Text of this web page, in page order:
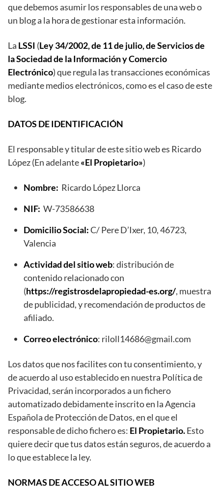
que debemos asumir los responsables de una web o
un blog a la hora de gestionar esta información.
La LSSI (Ley 34/2002, de 11 de julio, de Servicios de
la Sociedad de la Información y Comercio
Electrónico) que regula las transacciones económicas
mediante medios electrónicos, como es el caso de este
blog.
DATOS DE IDENTIFICACIÓN
El responsable y titular de este sitio web es Ricardo
López (En adelante«El Propietario»)
Nombre: Ricardo López Llorca
NIF: W-73586638
Domicilio Social:C/ Pere D’Ixer, 10, 46723,
Valencia
Actividad del sitio web: distribución de
contenido relacionado con
(https://registrosdelapropiedad-es.org/, muestra
de publicidad, y recomendación de productos de
afiliado.
Correo electrónico: riloll14686@gmail.com
Los datos que nos facilites con tu consentimiento, y
de acuerdo al uso establecido en nuestra Política de
Privacidad, serán incorporados a un fichero
automatizado debidamente inscrito en la Agencia
Española de Protección de Datos, en el que el
responsable de dicho fichero es: El Propietario.Esto
quiere decir que tus datos están seguros, de acuerdo a
lo que establece la ley.
NORMAS DE ACCESO AL SITIO WEB